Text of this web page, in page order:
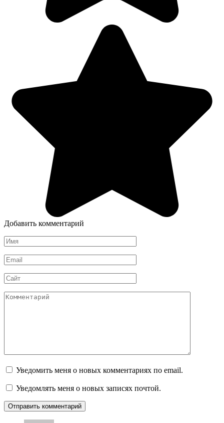
Добавить комментарий
Имя
*
Email
*
Сайт
Комментарий
Уведомить меня о новых комментариях по email.
Уведомлять меня о новых записях почтой.